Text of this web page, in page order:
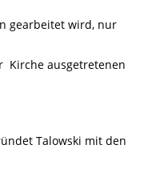
gearbeitet wird, nur
Kirche ausgetretenen
Talowski mit den